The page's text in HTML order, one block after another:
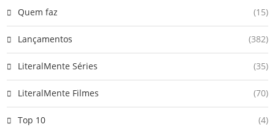
Quem faz (15)
Lançamentos (382)
LiteralMente Séries (35)
LiteralMente Filmes (70)
Top 10 (4)